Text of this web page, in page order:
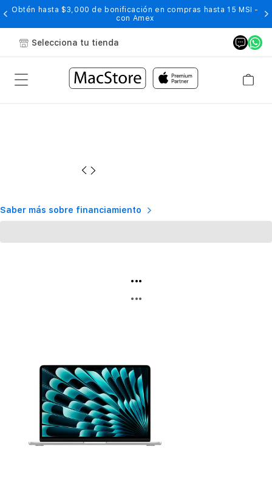
Obtén hasta $3,000 de bonificación en compras hasta 15 MSI -
con Amex
Selecciona tu tienda
Saber más sobre financiamiento
...
...